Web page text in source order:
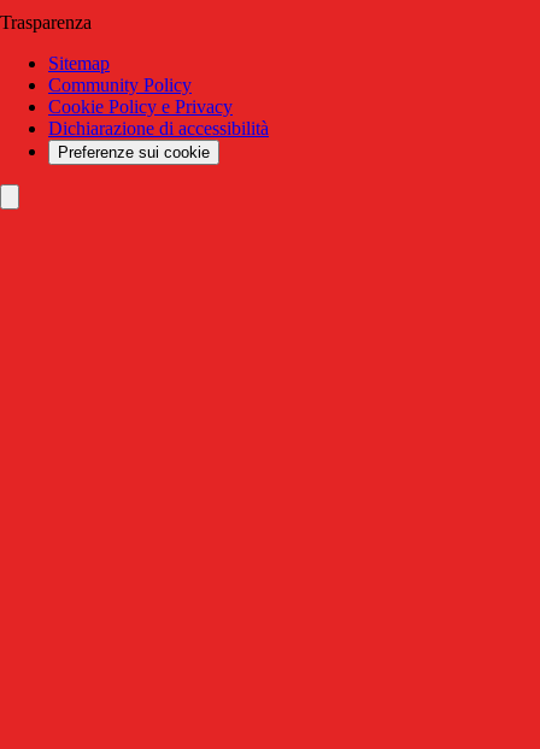
Trasparenza
Sitemap
Community Policy
Cookie Policy e Privacy
Dichiarazione di accessibilità
Preferenze sui cookie